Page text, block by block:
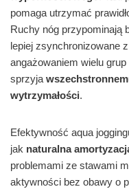
pomaga utrzymać
Ruchy nóg przypominają
lepiej zsynchronizowane
angażowaniem wielu
sprzyja
wytrzymałości.
Efektywność aqua
jak naturalna
problemami ze stawami
aktywności bez obawy o